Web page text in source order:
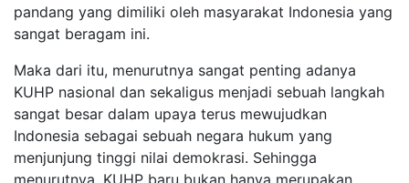
pandang yang dimiliki oleh masyarakat Indonesia yang
sangat beragam ini.
Maka dari itu, menurutnya sangat penting adanya
KUHP nasional dan sekaligus menjadi sebuah langkah
sangat besar dalam upaya terus mewujudkan
Indonesia sebagai sebuah negara hukum yang
menjunjung tinggi nilai demokrasi. Sehingga
menurutnya, KUHP baru bukan hanya merupakan